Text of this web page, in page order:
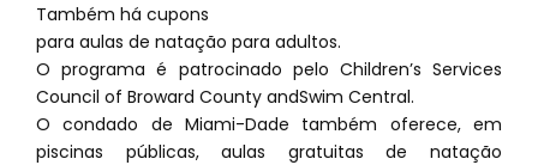
Também há cupons
para aulas de natação para adultos.
O programa é patrocinado pelo Children’s Services
Council of Broward County andSwim Central.
O condado de Miami-Dade também oferece, em
piscinas públicas, aulas gratuitas de natação